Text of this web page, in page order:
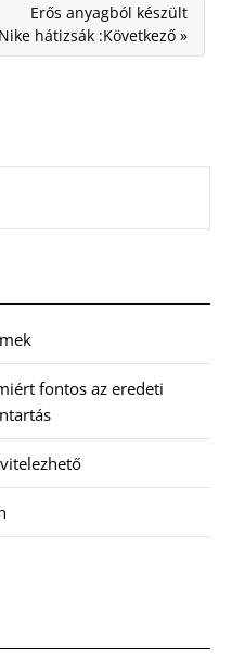
Erős anyagból készült
Nike hátizsák :Következő »
fontos az eredeti